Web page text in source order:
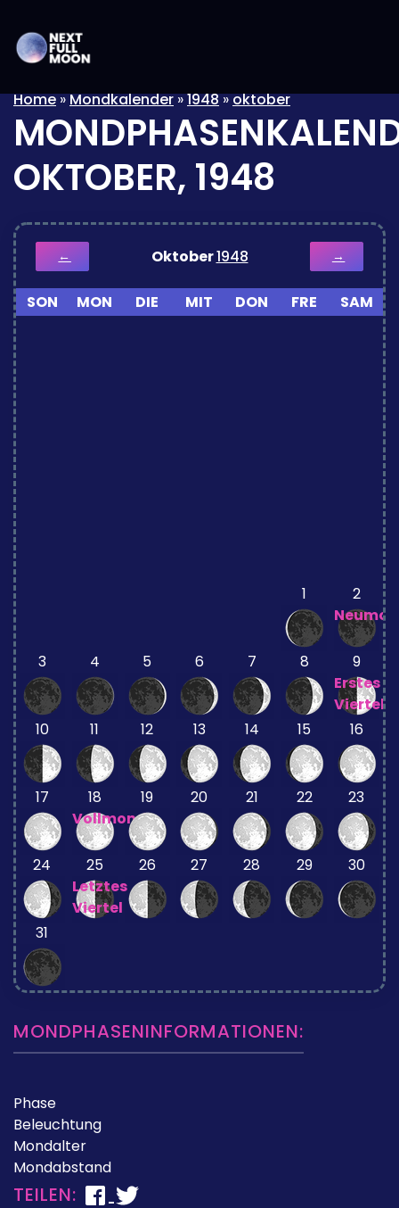
Home»Mondkalender»1948»oktober
OKTOBER, 1948
← Oktober1948 →
SON MON DIE MIT DON FRE SAM
1
2
3 4 5 6 7 8
9
Erstes
Viertel
10
11 12 13 14 15 16
17
18
Vollmond
19 20 21 22 23
24
25
Letztes
Viertel
26 27 28 29 30
31
MONDPHASENINFORMATIONEN:
Phase
Beleuchtung
Mondalter
Mondabstand
TEILEN: